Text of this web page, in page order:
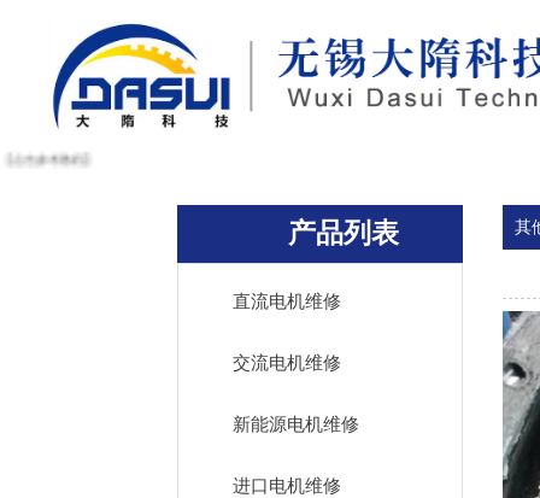
【点击参考教程】
产品列表
直流电机维修
交流电机维修
新能源电机维修
进口电机维修
其